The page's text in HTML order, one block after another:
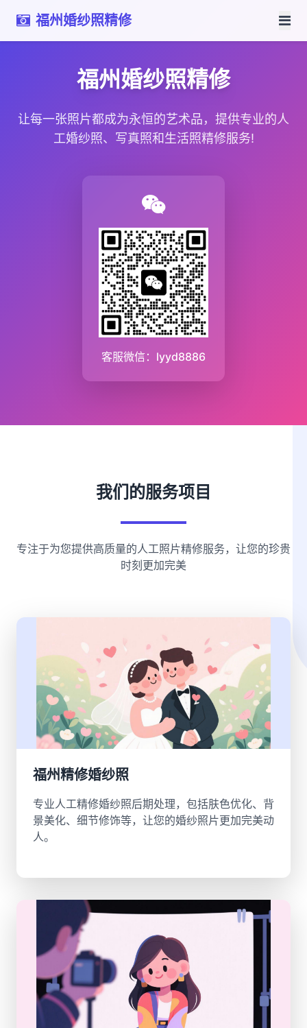
福州婚纱照精修
福州婚纱照精修
让每一张照片都成为永恒的艺术品，提供专业的人
工婚纱照、写真照和生活照精修服务!
客服微信：lyyd8886
我们的服务项目
专注于为您提供高质量的人工照片精修服务，让您的珍贵
时刻更加完美
福州精修婚纱照
专业人工精修婚纱照后期处理，包括肤色优化、背
景美化、细节修饰等，让您的婚纱照片更加完美动
人。